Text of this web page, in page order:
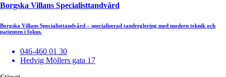
Borgska Villans Specialisttandvård
Borgska Villans Specialisttandvård – specialiserad tandreglering med modern teknik och
patienten i fokus.
046-460 01 30
Hedvig Möllers gata 17